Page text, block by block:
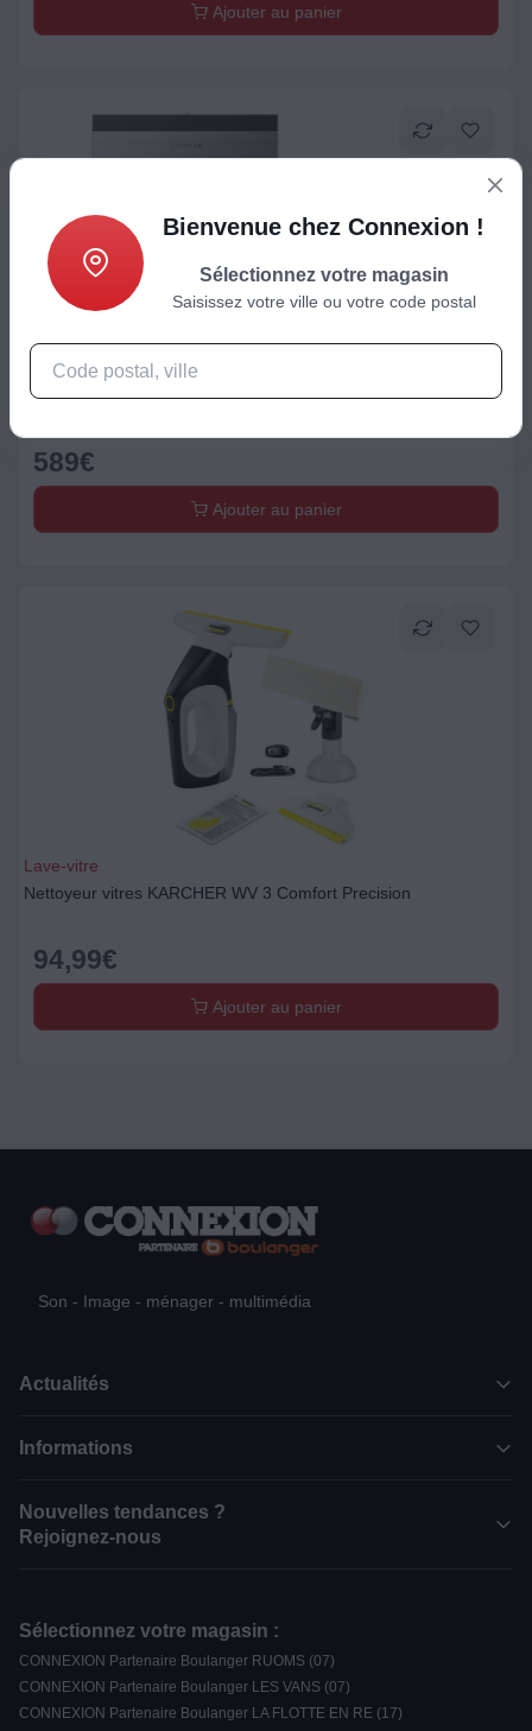
Ajouter au panier
Lave-vitre
Robot Lave vitre ECOVACS Winbot W3 Omni
589€
Ajouter au panier
Lave-vitre
Nettoyeur vitres KARCHER WV 3 Comfort Precision
94,99€
Ajouter au panier
Son - Image - ménager - multimédia
Actualités
Informations
Nouvelles tendances ?
Rejoignez-nous
Sélectionnez votre magasin :
CONNEXION Partenaire Boulanger RUOMS (07)
CONNEXION Partenaire Boulanger LES VANS (07)
CONNEXION Partenaire Boulanger LA FLOTTE EN RE (17)
Bienvenue chez Connexion !
Sélectionnez votre magasin
Saisissez votre ville ou votre code postal